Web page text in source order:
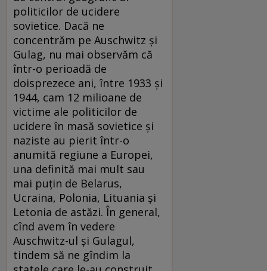
politicilor de ucidere
sovietice. Dacă ne
concentrăm pe Auschwitz şi
Gulag, nu mai observăm că
într-o perioadă de
doisprezece ani, între 1933 şi
1944, cam 12 milioane de
victime ale politicilor de
ucidere în masă sovietice şi
naziste au pierit într-o
anumită regiune a Europei,
una definită mai mult sau
mai puţin de Belarus,
Ucraina, Polonia, Lituania şi
Letonia de astăzi. În general,
cînd avem în vedere
Auschwitz-ul şi Gulagul,
tindem să ne gîndim la